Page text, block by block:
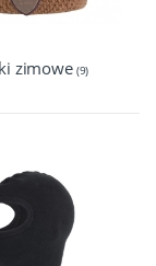
zimowe (9)